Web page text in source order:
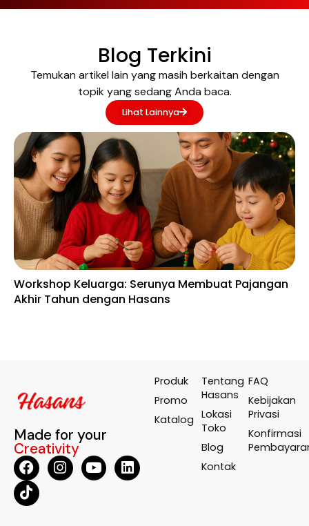
Blog Terkini
Temukan artikel lain yang masih berkaitan dengan
topik yang sedang Anda baca.
Lihat Lainnya
Workshop Keluarga: Serunya Membuat Pajangan
Akhir Tahun dengan Hasans
Made for your
Creativity
Produk
Promo
Katalog
Tentang
Hasans
Lokasi
Toko
Blog
Kontak
FAQ
Kebijakan
Privasi
Konfirmasi